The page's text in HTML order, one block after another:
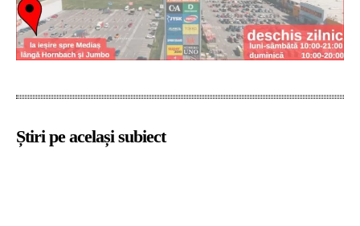
Știri pe același subiect